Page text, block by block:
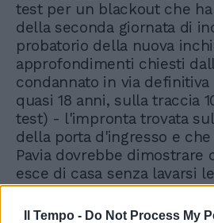
Il Tempo - Do Not Process My
test per un blackout che
della seconda giornata di
probatorio della nuova
approfondimenti chiesti
condannato in via
quasi 18 anni, sulla traccia
test) - l'impronta trovata
della porta d'ingresso e
Pavia dovrebbe dimostrare
esce di casa senza lavarsi
eseguiti quando si
accertamenti sul Dna.